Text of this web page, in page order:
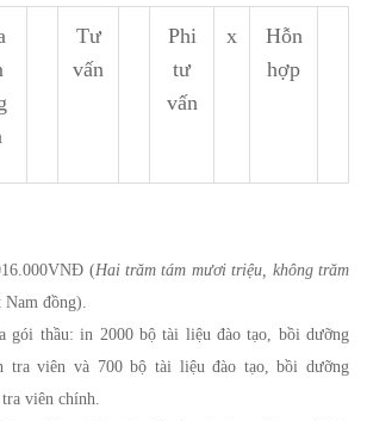
Tư
vấn
Phi
tư
vấn
x
Hỗn
hợp
(Hai trăm tám mươi triệu, không trăm
Nam đồng).
gói thầu: in 2000 bộ tài liệu đào tạo, bồi dưỡng
tra viên và 700 bộ tài liệu đào tạo, bồi dưỡng
viên chính.